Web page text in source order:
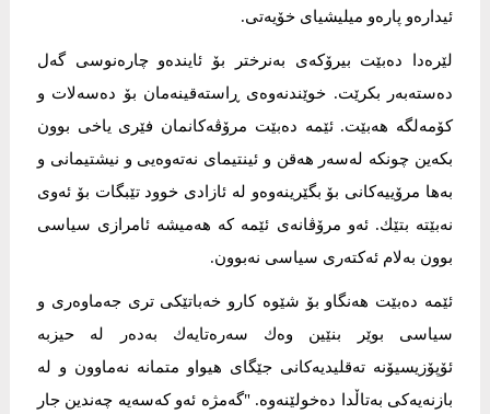
ئیدارەو پارەو میلیشیای خۆیەتی.
لێرەدا دەبێت بیرۆكەی بەنرختر بۆ ئایندەو چارەنوسی گەل
دەستەبەر بكرێت. خوێندنەوەی ڕاستەقینەمان بۆ دەسەلات و
كۆمەلگە هەبێت. ئێمە دەبێت مرۆڤەكانمان فێری یاخی بوون
بكەین چونكە لەسەر هەقن و ئینتیمای نەتەوەیی و نیشتیمانی و
بەها مرۆییەكانی بۆ بگێرینەوەو لە ئازادی خوود تێبگات بۆ ئەوی
نەبێتە بتێك. ئەو مرۆڤانەی ئێمە كە هەمیشە ئامرازی سیاسی
بوون بەلام ئەكتەری سیاسی نەبوون.
ئێمە دەبێت هەنگاو بۆ شێوە كارو خەباتێكی تری جەماوەری و
سیاسی بوێر بنێین وەك سەرەتایەك بەدەر لە حیزبە
ئۆپۆزیسیۆنە تەقلیدیەكانی جێگای هیواو متمانە نەماوون و لە
بازنەیەكی بەتاڵدا دەخولێنەوە. "گەمژە ئەو كەسەیە چەندین جار